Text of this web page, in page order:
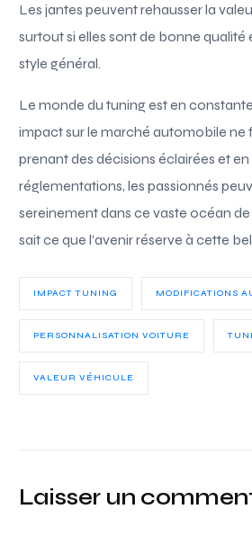
Les jantes peuvent rehausser la
surtout si elles sont de bonne qualité
style général.
Le monde du tuning est en
impact sur le marché automobile ne
prenant des décisions éclairées et
réglementations, les passionnés
sereinement dans ce vaste océan
sait ce que l’avenir réserve à cette
IMPACT TUNING MODIFICATIONS
PERSONNALISATION VOITURE
VALEUR VÉHICULE
Laisser un